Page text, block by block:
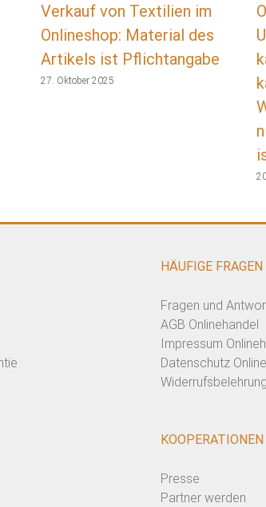
Verkauf von Textilien im
Onlineshop: Material des
Artikels ist Pflichtangabe
27. Oktober 2025
HÄUFIGE FRAGEN
Fragen und
AGB Onlinehandel
Impressum
Datenschutz
KOOPERATIONEN
Presse
Partner werden